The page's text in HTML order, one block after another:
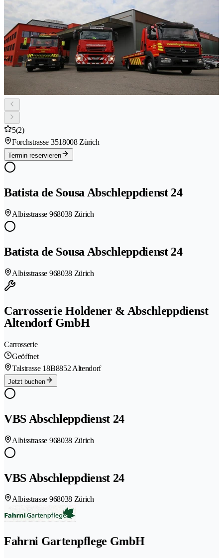
5(2)
Forchstrasse 3518008 Zürich
Termin reservieren
Batista de Sousa Abschleppdienst 24
Albisstrasse 968038 Zürich
Batista de Sousa Abschleppdienst 24
Albisstrasse 968038 Zürich
Carrosserie Holdener & Abschleppdienst
Altendorf GmbH
Carrosserie
Geöffnet
Talstrasse 18B8852 Altendorf
Jetzt buchen
VBS Abschleppdienst 24
Albisstrasse 968038 Zürich
VBS Abschleppdienst 24
Albisstrasse 968038 Zürich
Fahrni Gartenpflege GmbH